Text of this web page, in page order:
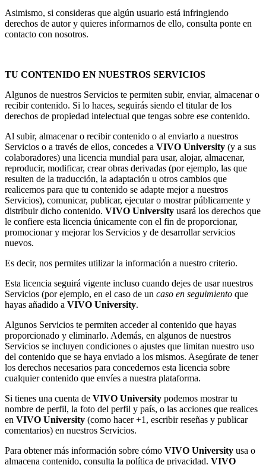
Asimismo, si consideras que algún usuario está infringiendo
derechos de autor y quieres informarnos de ello, consulta ponte en
contacto con nosotros.
TU CONTENIDO EN NUESTROS SERVICIOS
Algunos de nuestros Servicios te permiten subir, enviar, almacenar o
recibir contenido. Si lo haces, seguirás siendo el titular de los
derechos de propiedad intelectual que tengas sobre ese contenido.
Al subir, almacenar o recibir contenido o al enviarlo a nuestros
Servicios o a través de ellos, concedes a VIVO University (y a sus
colaboradores) una licencia mundial para usar, alojar, almacenar,
reproducir, modificar, crear obras derivadas (por ejemplo, las que
resulten de la traducción, la adaptación u otros cambios que
realicemos para que tu contenido se adapte mejor a nuestros
Servicios), comunicar, publicar, ejecutar o mostrar públicamente y
distribuir dicho contenido. VIVO University usará los derechos que
le confiere esta licencia únicamente con el fin de proporcionar,
promocionar y mejorar los Servicios y de desarrollar servicios
nuevos.
Es decir, nos permites utilizar la información a nuestro criterio.
Esta licencia seguirá vigente incluso cuando dejes de usar nuestros
Servicios (por ejemplo, en el caso de un caso en seguimiento que
hayas añadido a VIVO University.
Algunos Servicios te permiten acceder al contenido que hayas
proporcionado y eliminarlo. Además, en algunos de nuestros
Servicios se incluyen condiciones o ajustes que limitan nuestro uso
del contenido que se haya enviado a los mismos. Asegúrate de tener
los derechos necesarios para concedernos esta licencia sobre
cualquier contenido que envíes a nuestra plataforma.
Si tienes una cuenta de VIVO University podemos mostrar tu
nombre de perfil, la foto del perfil y país, o las acciones que realices
en VIVO University (como hacer +1, escribir reseñas y publicar
comentarios) en nuestros Servicios.
Para obtener más información sobre cómo VIVO University usa o
almacena contenido, consulta la política de privacidad. VIVO